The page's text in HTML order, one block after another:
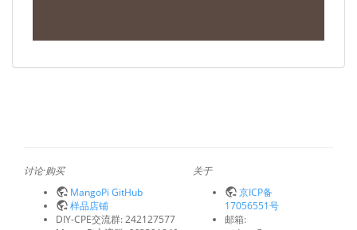
讨论·购买
MangoPi GitHub
样品店铺
DIY-CPE交流群: 242127577
关于
京ICP备
17056551号
邮箱: